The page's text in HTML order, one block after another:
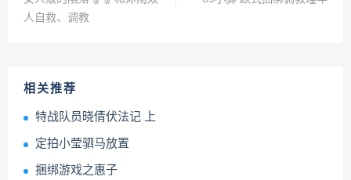
人自救、调教
相关推荐
特战队员晓倩伏法记 上
定拍小莹驷马放置
捆绑游戏之惠子